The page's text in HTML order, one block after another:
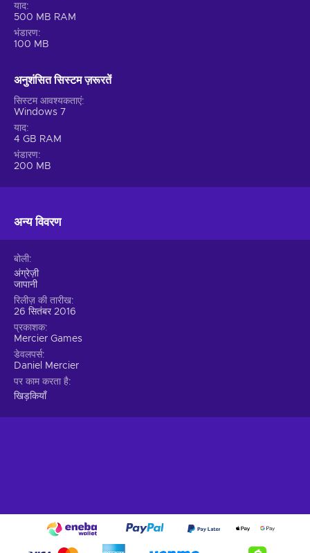
याद
500 MB RAM
भंडारण
100 MB
अनुशंसित सिस्टम ज़रूरतें
सिस्टम आवश्यकताएं
Windows 7
याद
4 GB RAM
भंडारण
200 MB
अन्य विवरण
बोली
अंग्रेज़ी
जापानी
रिलीज़ की तारीख
26 सितंबर 2016
प्रकाशक
Mercier Games
डेवलपर्स
Daniel Mercier
पर काम करता है
खिड़कियाँ